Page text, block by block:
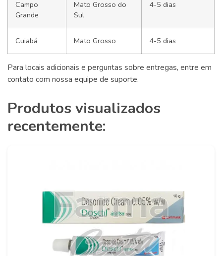
Campo
Grande
Mato Grosso do
Sul
4-5 dias
Cuiabá Mato Grosso 4-5 dias
Para locais adicionais e perguntas sobre entregas, entre em
contato com nossa equipe de suporte.
Produtos visualizados
recentemente: